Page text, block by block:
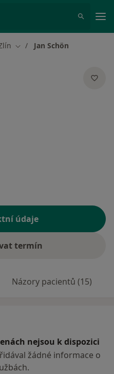
Změna města
Jan Schön
údaje
termín
Názory pacientů (15)
nejsou k dispozici
žádné informace o